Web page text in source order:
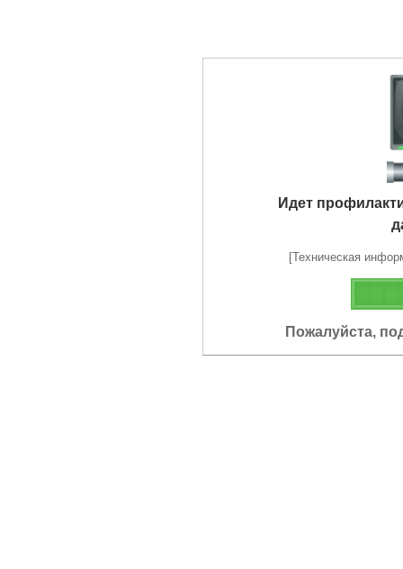
Идет
[Техническая
Пожалуйста,